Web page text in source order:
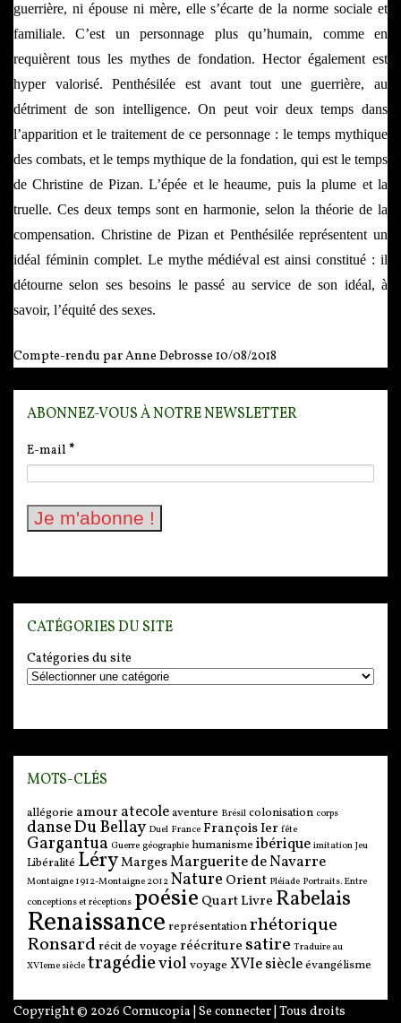
guerrière, ni épouse ni mère, elle s’écarte de la norme sociale et
familiale. C’est un personnage plus qu’humain, comme en
requièrent tous les mythes de fondation. Hector également est
hyper valorisé. Penthésilée est avant tout une guerrière, au
détriment de son intelligence. On peut voir deux temps dans
l’apparition et le traitement de ce personnage : le temps mythique
des combats, et le temps mythique de la fondation, qui est le temps
de Christine de Pizan. L’épée et le heaume, puis la plume et la
truelle. Ces deux temps sont en harmonie, selon la théorie de la
compensation. Christine de Pizan et Penthésilée représentent un
idéal féminin complet. Le mythe médiéval est ainsi constitué : il
détourne selon ses besoins le passé au service de son idéal, à
savoir, l’équité des sexes.
Compte-rendu par Anne Debrosse 10/08/2018
ABONNEZ-VOUS À NOTRE NEWSLETTER
E-mail *
CATÉGORIES DU SITE
Catégories du site
MOTS-CLÉS
allégorie amour atecoleaventure Brésil colonisation corps
danseDu Bellay Duel France François Ier fête
Gargantua Guerre géographie humanisme ibérique imitation Jeu
Libéralité LéryMargesMarguerite de Navarre
Montaigne 1912-Montaigne 2012 Nature Orient Pléiade Portraits. Entre
conceptions et réceptions poésie Quart Livre Rabelais
Renaissance représentationrhétorique
Ronsardrécit de voyage réécriture satire Traduire au
XVIeme siècle tragédieviol voyage XVIe siècleévangélisme
Copyright © 2026 Cornucopia Se connecter | Tous droits